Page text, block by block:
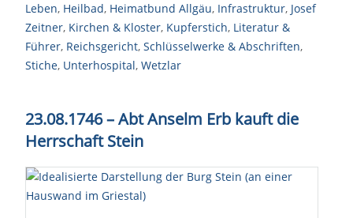
Leben, Heilbad, Heimatbund Allgäu, Infrastruktur, Josef
Zeitner, Kirchen & Kloster, Kupferstich, Literatur &
Führer, Reichsgericht, Schlüsselwerke & Abschriften,
Stiche, Unterhospital, Wetzlar
23.08.1746 – Abt Anselm Erb kauft die
Herrschaft Stein